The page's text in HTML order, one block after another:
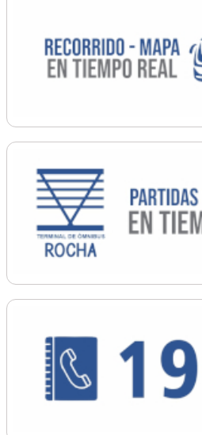
Ordenamiento
Promoción Social
Salud
Secretaría General